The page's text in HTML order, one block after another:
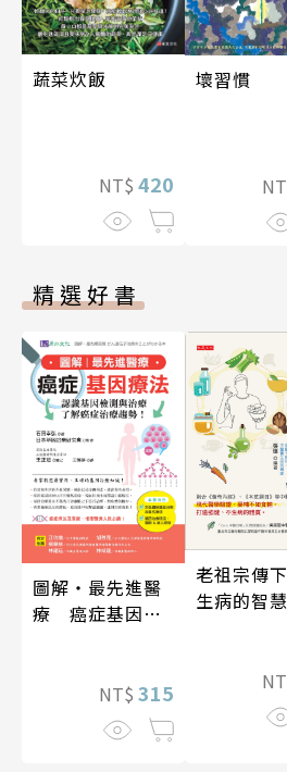
蔬菜炊飯
NT$ 420
壞習慣
精選好書
圖解‧最先進醫
療 癌症基因療
NT$ 315
老祖宗傳
生病的智慧